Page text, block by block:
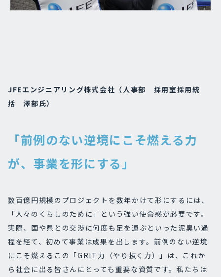
JFEエンジニアリング株式会社（人事部 採用室採用統
括 澤部氏）
「前例のない逆境にこそ燃える力
が、事業を形にする」
数百億円規模のプロジェクトを数年かけて形にするには、
「人々のくらしのために」という強い使命感が必要です。
実際、国や県との交渉に何度も足を運ぶといった泥臭い過
程を経て、初めて事業は成果を出します。前例のない逆境
にこそ燃えるこの「GRIT力（やり抜く力）」は、これか
ら社会に出る皆さんにとっても重要な資質です。私たちは